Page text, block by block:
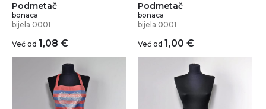
Podmetač
bonaca
bijela 0001
Već od 1,08 €
Podmetač
bonaca
bijela 0001
Već od 1,00 €